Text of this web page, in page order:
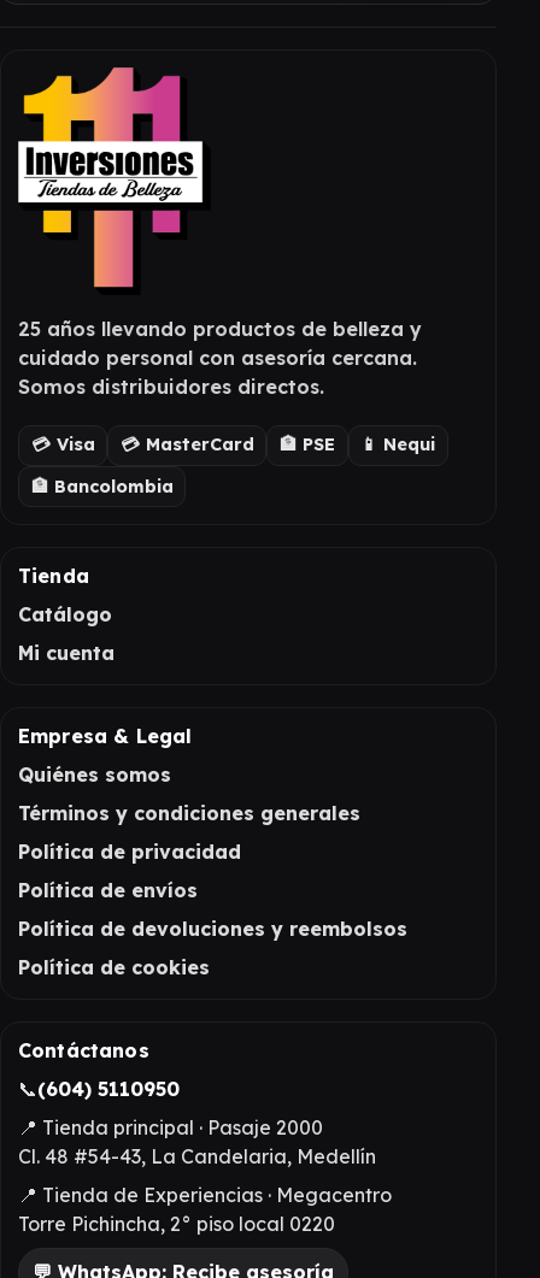
25 años llevando productos de belleza y
cuidado personal con asesoría cercana.
Somos distribuidores directos.
💳 Visa 💳 MasterCard 🏦 PSE
📱 Nequi
🏦 Bancolombia
Tienda
Catálogo
Mi cuenta
Empresa & Legal
Quiénes somos
Términos y condiciones generales
Política de privacidad
Política de envíos
Política de devoluciones y reembolsos
Política de cookies
Contáctanos
📞(604) 5110950
📍 Tienda principal · Pasaje 2000
Cl. 48 #54-43, La Candelaria, Medellín
📍 Tienda de Experiencias · Megacentro
Torre Pichincha, 2° piso local 0220
💬 WhatsApp: Recibe asesoría